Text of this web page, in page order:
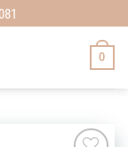
0